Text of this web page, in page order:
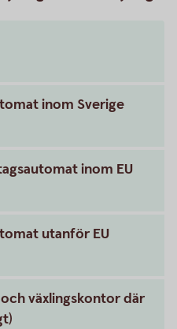
inom Sverige
inom EU
utanför EU
växlingskontor där